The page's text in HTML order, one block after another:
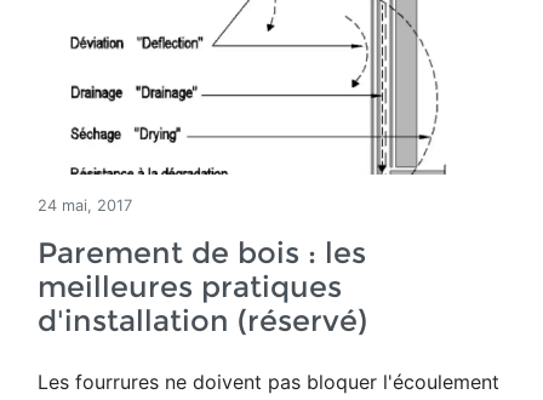
24 mai, 2017
Parement de bois : les
meilleures pratiques
d'installation (réservé)
Les fourrures ne doivent pas bloquer l'écoulement